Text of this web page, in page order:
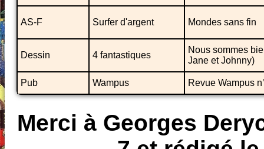
AS-F Surfer d'argent Mondes sans fin
Dessin 4 fantastiques
Nous sommes
Jane et Johnny)
Pub Wampus Revue Wampus
Merci à Georges